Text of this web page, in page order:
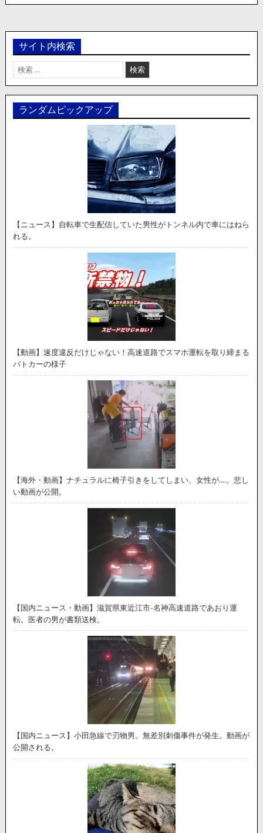
サイト内検索
検
索:
ランダムピックアップ
【ニュース】自転車で生配信していた男性がトンネル内で車にはねら
れる。
【動画】速度違反だけじゃない！高速道路でスマホ運転を取り締まる
パトカーの様子
【海外・動画】ナチュラルに椅子引きをしてしまい、女性が….。悲し
い動画が公開。
【国内ニュース・動画】滋賀県東近江市-名神高速道路であおり運
転。医者の男が書類送検。
【国内ニュース】小田急線で刃物男。無差別刺傷事件が発生。動画が
公開される。